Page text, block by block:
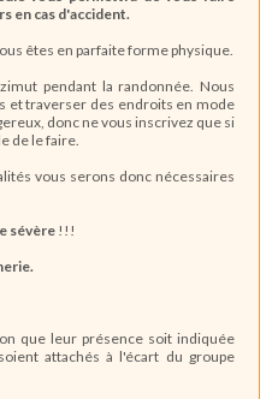
en cas d'accident.
êtes en parfaite forme physique.
pendant la randonnée. Nous
et traverser des endroits en mode
donc ne vous inscrivez que si
de le faire.
vous serons donc nécessaires
sévère !!!
que leur présence soit indiquée
attachés à l'écart du groupe